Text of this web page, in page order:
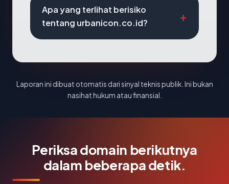
Apa yang terlihat berisiko
tentang urbanicon.co.id?
Laporan ini dibuat otomatis dari sinyal teknis publik. Ini bukan
nasihat hukum atau finansial.
Periksa domain berikutnya
dalam beberapa detik.